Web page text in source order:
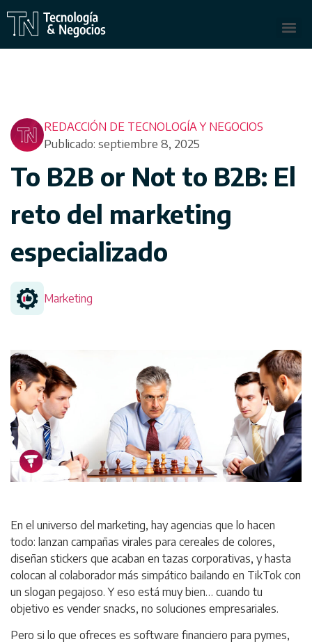
REDACCIÓN DE TECNOLOGÍA Y NEGOCIOS
Publicado: septiembre 8, 2025
To B2B or Not to B2B: El
reto del marketing
especializado
Marketing
En el universo del marketing, hay agencias que lo hacen
todo: lanzan campañas virales para cereales de colores,
diseñan stickers que acaban en tazas corporativas, y hasta
colocan al colaborador más simpático bailando en TikTok con
un slogan pegajoso. Y eso está muy bien… cuando tu
objetivo es vender snacks, no soluciones empresariales.
Pero si lo que ofreces es software financiero para pymes,